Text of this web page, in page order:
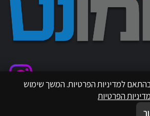
למדיניות הפרטיות. המשך שימוש
מדיניות הפרטיות